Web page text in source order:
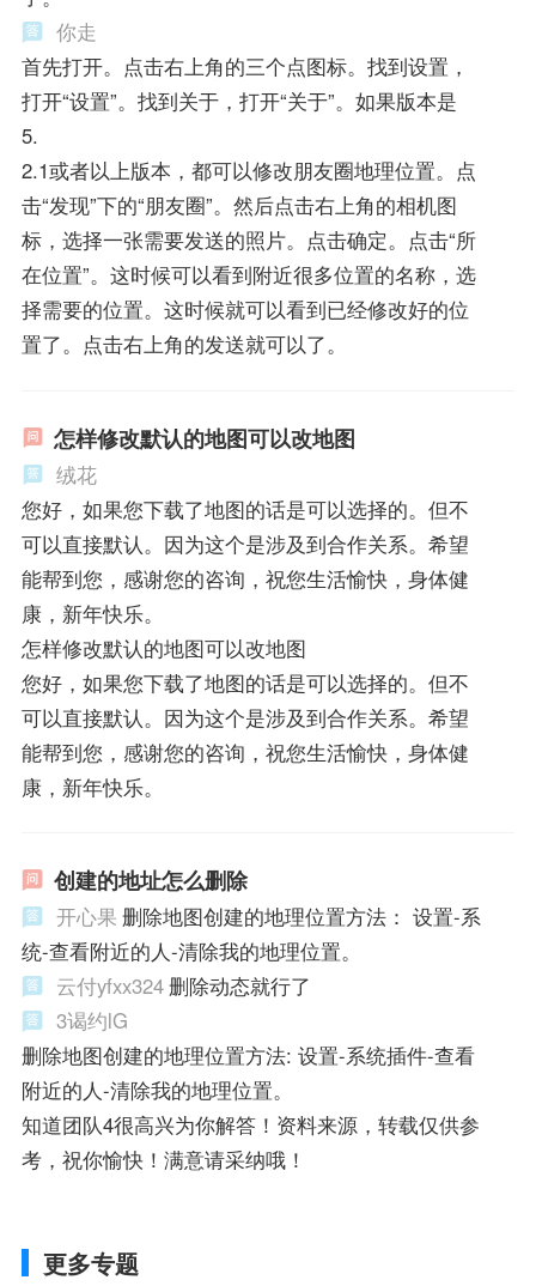
你走
首先打开。点击右上角的三个点图标。找到设置，
打开“设置”。找到关于，打开“关于”。如果版本是
5.
2.1或者以上版本，都可以修改朋友圈地理位置。点
击“发现”下的“朋友圈”。然后点击右上角的相机图
标，选择一张需要发送的照片。点击确定。点击“所
在位置”。这时候可以看到附近很多位置的名称，选
择需要的位置。这时候就可以看到已经修改好的位
置了。点击右上角的发送就可以了。
怎样修改默认的地图可以改地图
绒花
您好，如果您下载了地图的话是可以选择的。但不
可以直接默认。因为这个是涉及到合作关系。希望
能帮到您，感谢您的咨询，祝您生活愉快，身体健
康，新年快乐。
怎样修改默认的地图可以改地图
您好，如果您下载了地图的话是可以选择的。但不
可以直接默认。因为这个是涉及到合作关系。希望
能帮到您，感谢您的咨询，祝您生活愉快，身体健
康，新年快乐。
创建的地址怎么删除
开心果 删除地图创建的地理位置方法： 设置-系
统-查看附近的人-清除我的地理位置。
云付yfxx324删除动态就行了
3谒约lG
删除地图创建的地理位置方法: 设置-系统插件-查看
附近的人-清除我的地理位置。
知道团队4很高兴为你解答！资料来源，转载仅供参
考，祝你愉快！满意请采纳哦！
更多专题